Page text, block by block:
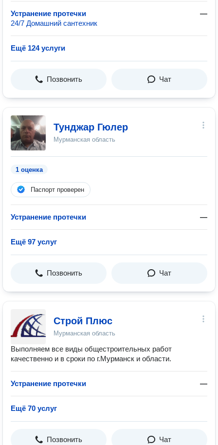
Устранение протечки
—
24/7 Домашний сантехник
Ещё 124 услуги
Позвонить Чат
Тунджар Гюлер
Мурманская область
1 оценка
Паспорт проверен
Устранение протечки —
Ещё 97 услуг
Позвонить Чат
Строй Плюс
Мурманская область
Выполняем все виды общестроительных работ
качественно и в сроки по г.Мурманск и области.
Устранение протечки —
Ещё 70 услуг
Позвонить Чат